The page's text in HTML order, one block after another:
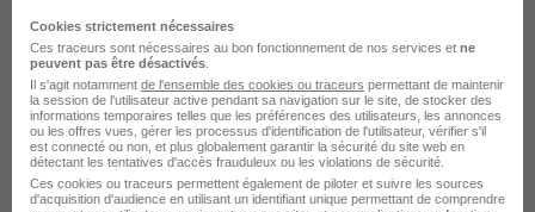
12 mois
Voir l’offre
il y a 4 jours
Boucher - Bouchère H/F
Cookies strictement nécessaires
Ces traceurs sont nécessaires au bon fonctionnement de nos services et ne
peuvent pas être désactivés
Il s'agit notamment de l'ensemble des cookies ou traceurs permettant de maintenir
la session de l'utilisateur active pendant sa navigation sur le site, de stocker des
informations temporaires telles que les préférences des utilisateurs, les annonces
ou les offres vues, gérer les processus d'identification de l'utilisateur, vérifier s'il
est connecté ou non, et plus globalement garantir la sécurité du site web en
détectant les tentatives d'accès frauduleux ou les violations de sécurité.
Ces cookies ou traceurs permettent également de piloter et suivre les sources
d'acquisition d'audience en utilisant un identifiant unique permettant de comprendre